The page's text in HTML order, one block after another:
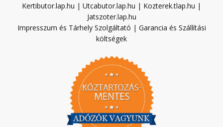
Kertibutor.lap.hu | Utcabutor.lap.hu | Kozterek.tlap.hu |
Jatszoter.lap.hu
Impresszum és Tárhely Szolgáltató | Garancia és Szállítási
költségek